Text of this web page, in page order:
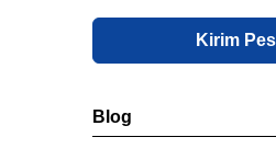
Kirim
Blog